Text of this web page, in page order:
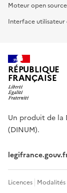
Moteur open source
Interface utilisateur
RÉPUBLIQUE
FRANÇAISE
Un produit de
(DINUM).
Licences